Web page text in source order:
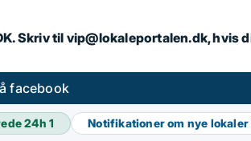
Skriv til vip@lokaleportalen.dk, hvis
facebook
24h1 Notifikationer om nye lokaler